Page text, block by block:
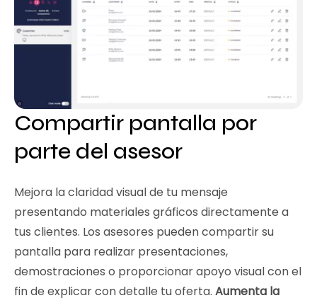
Compartir pantalla por
parte del asesor
Mejora la claridad visual de tu mensaje
presentando materiales gráficos directamente a
tus clientes. Los asesores pueden compartir su
pantalla para realizar presentaciones,
demostraciones o proporcionar apoyo visual con el
fin de explicar con detalle tu oferta. Aumenta la